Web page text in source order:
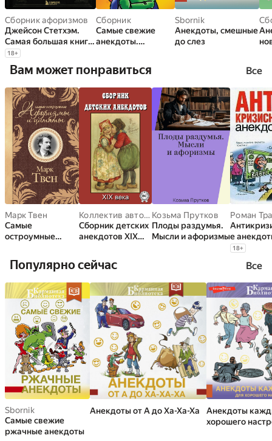
Сборник афоризмов
Джейсон Стетхэм.
Самая большая книга
цитат
18+
Cборник
Самые свежие
анекдоты.
Sbornik
Анекдоты, смешные
до слез
Вам может понравиться Все
Марк Твен
Самые
остроумные
цитаты
Коллектив авторов
Сборник детских
анекдотов XIX
Козьма Прутков
Плоды раздумья.
Мысли и афоризмые
18+
Популярно сейчас Все
Sbornik
Самые свежие
ржачные анекдоты
Анекдоты от А до Ха-Ха-Ха
Анекдоты
хорошего